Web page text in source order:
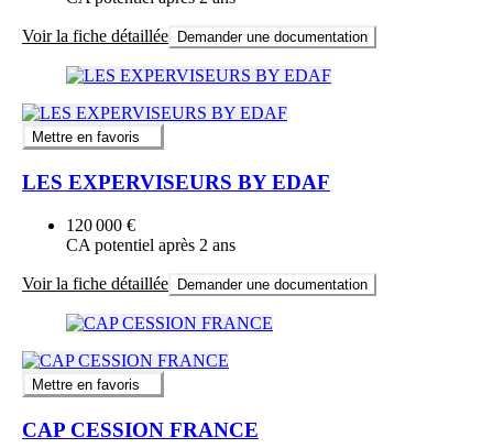
Voir la fiche détaillée Demander une documentation
Mettre en favoris
LES EXPERVISEURS BY EDAF
120 000 €
CA potentiel après 2 ans
Voir la fiche détaillée Demander une documentation
Mettre en favoris
CAP CESSION FRANCE